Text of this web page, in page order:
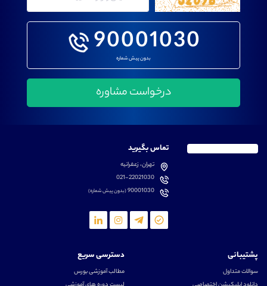
90001030
بدون پیش شماره
تماس بگیرید
تهران، زعفرانیه
021-22021030
90001030(بدون پیش شماره)
پشتیبانی
سوالات متداول
دسترسی سریع
مطالب آموزشی بورس